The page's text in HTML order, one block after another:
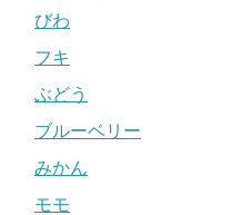
びわ
フキ
ぶどう
ブルーベリー
みかん
モモ